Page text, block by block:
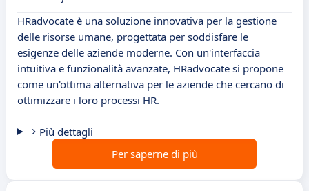
HRadvocate è una soluzione innovativa per la gestione
delle risorse umane, progettata per soddisfare le
esigenze delle aziende moderne. Con un'interfaccia
intuitiva e funzionalità avanzate, HRadvocate si propone
come un'ottima alternativa per le aziende che cercano di
ottimizzare i loro processi HR.
Più dettagli
Per saperne di più